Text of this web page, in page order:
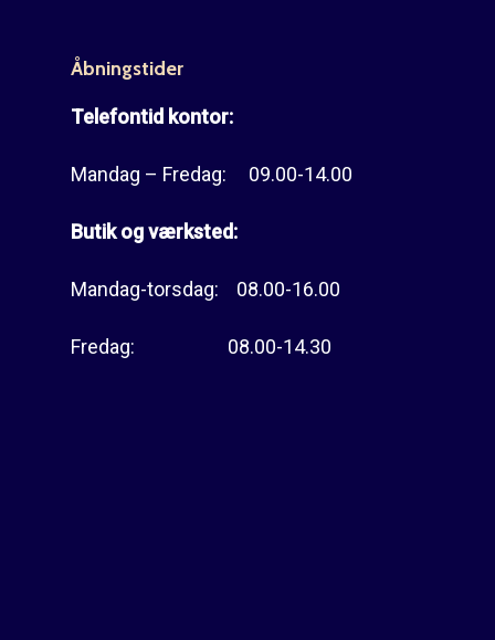
Åbningstider
Telefontid kontor:
Mandag – Fredag: 09.00-14.00
Butik og værksted:
Mandag-torsdag: 08.00-16.00
Fredag: 08.00-14.30